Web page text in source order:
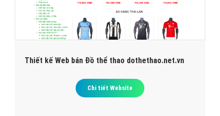
Thiết kế Web bán Đồ thể thao dothethao.net.vn
Chi tiết Website